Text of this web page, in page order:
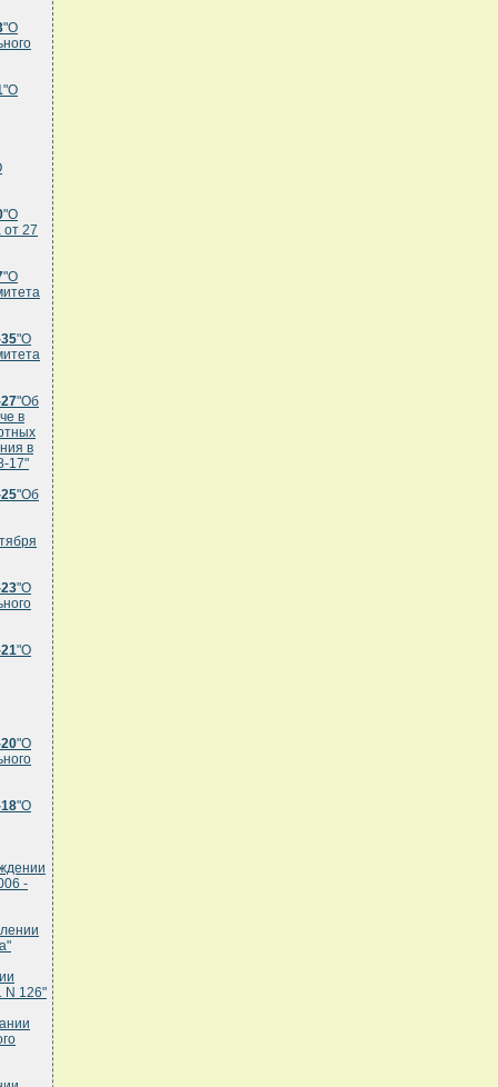
"О
"О
"О
от 27
"О
"О
"Об
в
в
17"
"Об
"О
"О
"О
"О
-
N 126"